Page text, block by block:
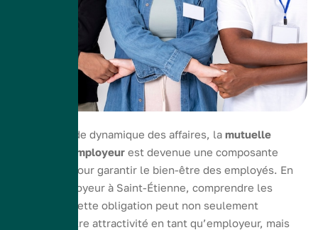
Dans le monde dynamique des affaires, la mutuelle
obligatoire employeur est devenue une composante
essentielle pour garantir le bien-être des employés. En
tant qu’employeur à Saint-Étienne, comprendre les
nuances de cette obligation peut non seulement
améliorer votre attractivité en tant qu’employeur, mais